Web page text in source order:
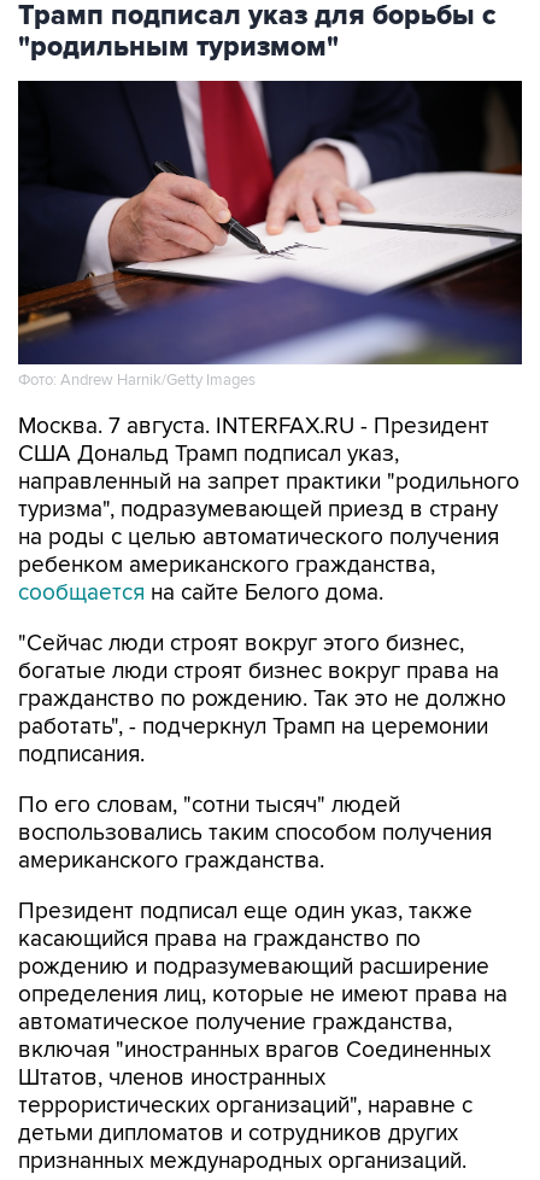
Трамп подписал указ для борьбы с
"родильным туризмом"
Фото: Andrew Harnik/Getty Images
Москва. 7 августа. INTERFAX.RU - Президент
США Дональд Трамп подписал указ,
направленный на запрет практики "родильного
туризма", подразумевающей приезд в страну
на роды с целью автоматического получения
ребенком американского гражданства,
сообщается на сайте Белого дома.
"Сейчас люди строят вокруг этого бизнес,
богатые люди строят бизнес вокруг права на
гражданство по рождению. Так это не должно
работать", - подчеркнул Трамп на церемонии
подписания.
По его словам, "сотни тысяч" людей
воспользовались таким способом получения
американского гражданства.
Президент подписал еще один указ, также
касающийся права на гражданство по
рождению и подразумевающий расширение
определения лиц, которые не имеют права на
автоматическое получение гражданства,
включая "иностранных врагов Соединенных
Штатов, членов иностранных
террористических организаций", наравне с
детьми дипломатов и сотрудников других
признанных международных организаций.